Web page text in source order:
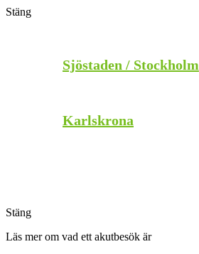
Stäng
Sjöstaden / Stockholm
Karlskrona
Stäng
Läs mer om vad ett akutbesök är